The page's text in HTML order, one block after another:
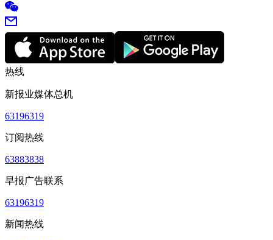
热线
新报业媒体总机
63196319
订阅热线
63883838
早报广告联系
63196319
新闻热线